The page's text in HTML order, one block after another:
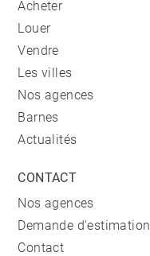
Acheter
Louer
Vendre
Les villes
Nos agences
Barnes
Actualités
CONTACT
Nos agences
Demande d'estimation
Contact